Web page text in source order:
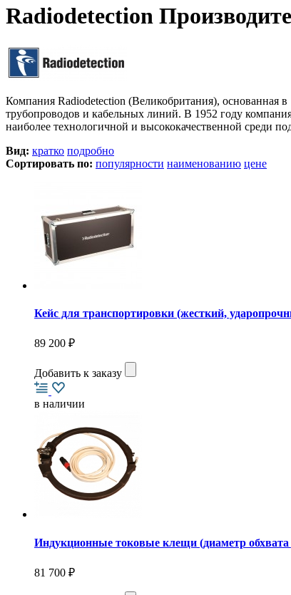
Radiodetection
Компания Radiodetection (Великобритания), основанная
трубопроводов и кабельных линий. В 1952 году
наиболее технологичной и высококачественной среди
Вид: кратко подробно
Сортировать по: популярности наименованию цене
Кейс для транспортировки (жесткий,
89 200 ₽
Добавить к заказу
в наличии
Индукционные токовые клещи (диаметр
81 700 ₽